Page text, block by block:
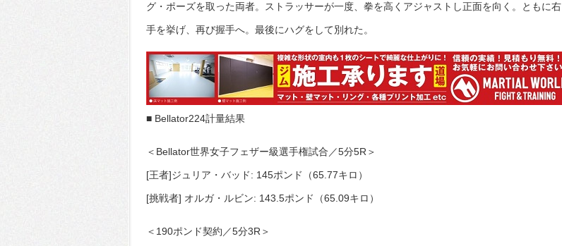
グ・ポーズを取った両者。ストラッサーが一度、拳を高くアジャストし正面を向く。ともに右
手を挙げ、再び握手へ。最後にハグをして別れた。
■ Bellator224計量結果
＜Bellator世界女子フェザー級選手権試合／5分5R＞
[王者]ジュリア・バッド: 145ポンド（65.77キロ）
[挑戦者] オルガ・ルビン: 143.5ポンド（65.09キロ）
＜190ポンド契約／5分3R＞